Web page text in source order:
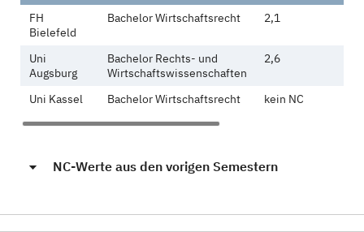
FH
Bielefeld
Bachelor Wirtschaftsrecht 2,1
Uni
Augsburg
Bachelor Rechts- und
Wirtschaftswissenschaften
2,6
Uni Kassel Bachelor Wirtschaftsrecht kein NC
NC-Werte aus den vorigen Semestern